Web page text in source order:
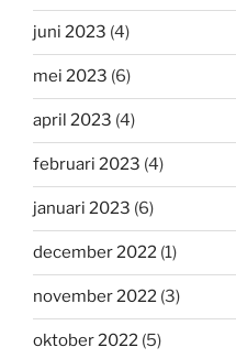
juni 2023 (4)
mei 2023 (6)
april 2023 (4)
februari 2023 (4)
januari 2023 (6)
december 2022 (1)
november 2022 (3)
oktober 2022 (5)